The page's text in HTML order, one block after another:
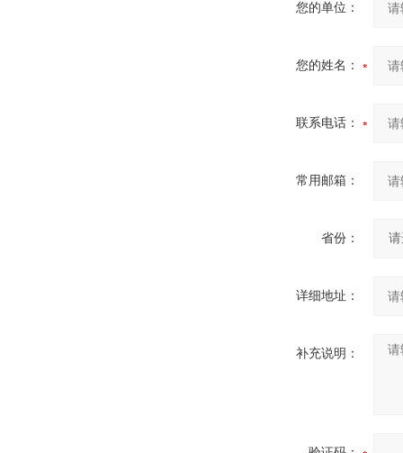
您的单位：
您的姓名：
联系电话：
常用邮箱：
省份：
详细地址：
补充说明：